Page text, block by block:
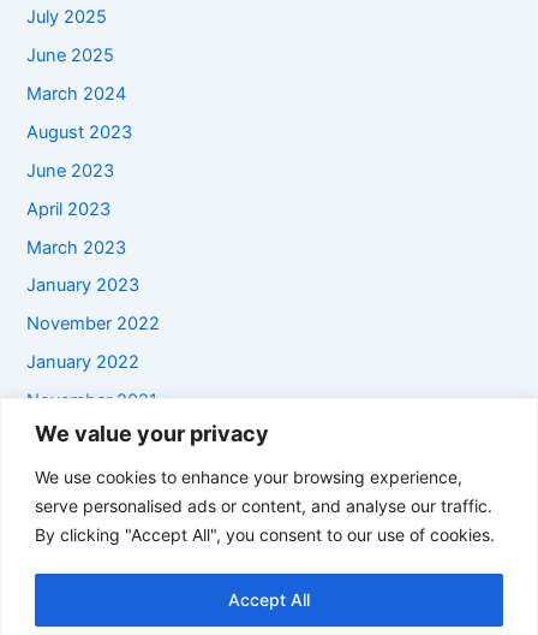
We value your privacy
We use cookies to enhance your browsing experience,
serve personalised ads or content, and analyse our traffic.
By clicking "Accept All", you consent to our use of cookies.
Accept All
July 2025
June 2025
March 2024
August 2023
June 2023
April 2023
March 2023
January 2023
November 2022
January 2022
November 2021
September 2021
July 2021
June 2021